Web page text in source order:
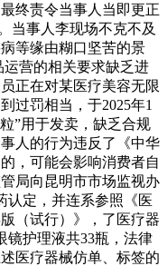
终责令当事人当即更正
当事人李现场不克不及
等缘由糊口坚苦的景
运营的相关要求缺乏进
正在对某医疗美容无限
过罚相当，于2025年1
”用于发卖，缺乏合规
人的行为违反了《中华
，可能会影响消费者自
局向昆明市市场监视办
认定，并连系参照《医
（试行）》，了医疗器
镜护理液共33瓶，法律
医疗器械仿单、标签的